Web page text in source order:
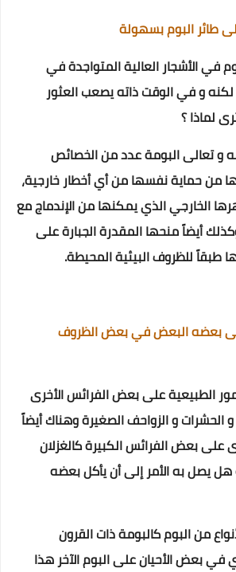
في الأشجار العالية المتواجدة في
و في الوقت ذاته يصعب العثور
لماذا ؟
و تعالى البومة عدد من الخصائص
من حماية نفسها من أي أخطار خارجية،
الخارجي الذي يمكنها من الإندماج مع
أيضاً منحها المقدرة الجبارة على
طبقاً للظروف البيئية المحيطة.
بعضه البعض في بعض الظروف
الطبيعية على بعض الفرائس الأخرى
الحشرات و الزواحف الصغيرةوهناك أيضاً
على بعض الفرائس الكبيرة كالغزلان
يصل به الأمر إلى أن يأكل بعضه
من البوم كالبومة ذات القرون
بعض الأحيان على البوم الآخرهذا